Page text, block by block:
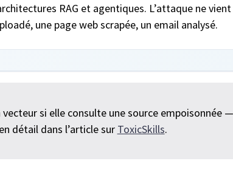
RAG et agentiques. L’attaque ne
une page web scrapée, un email analysé.
si elle consulte une source empoisonnée
détail dans l’article sur ToxicSkills.